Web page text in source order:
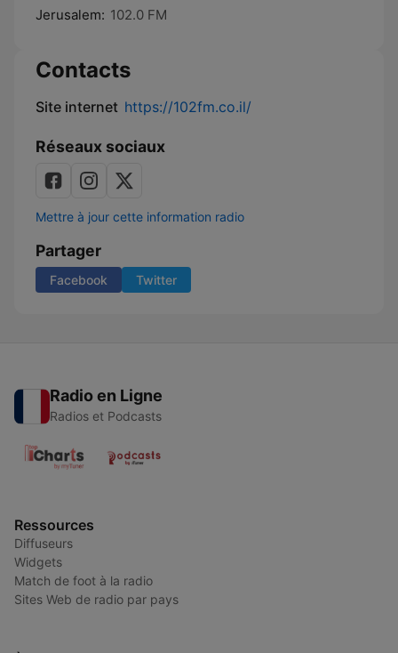
Jerusalem: 102.0 FM
Contacts
Site internet https://102fm.co.il/
Réseaux sociaux
Mettre à jour cette information radio
Partager
Facebook Twitter
Radio en Ligne
Radios et Podcasts
Ressources
Diffuseurs
Widgets
Match de foot à la radio
Sites Web de radio par pays